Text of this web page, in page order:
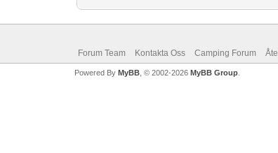
Forum Team Kontakta Oss Camping Forum
Powered By MyBB, © 2002-2026 MyBB Group.